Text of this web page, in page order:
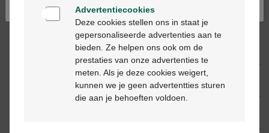
Productbeschrijving
Eigenschappen
Advertentiecookies
Deze cookies stellen ons in staat je
gepersonaliseerde advertenties aan te
bieden. Ze helpen ons ook om de
prestaties van onze advertenties te
meten. Als je deze cookies weigert,
kunnen we je geen advertentties sturen
die aan je behoeften voldoen.